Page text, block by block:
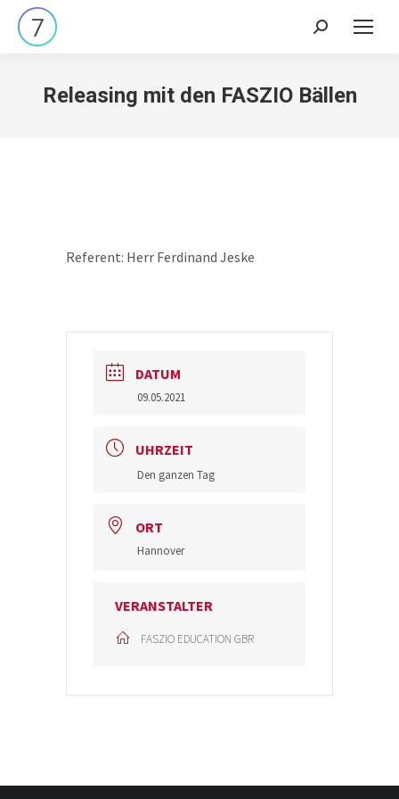
Search:
Releasing mit den FASZIO Bällen
Referent: Herr Ferdinand Jeske
DATUM
09.05.2021
UHRZEIT
Den ganzen Tag
ORT
Hannover
VERANSTALTER
FASZIO EDUCATION GBR